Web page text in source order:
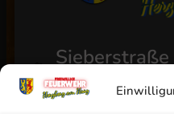
Herzberg am